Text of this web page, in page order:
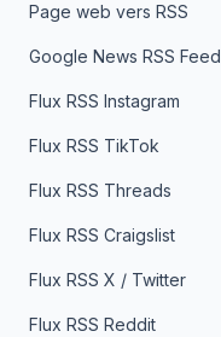
Page web vers RSS
Google News RSS Feed
Flux RSS Instagram
Flux RSS TikTok
Flux RSS Threads
Flux RSS Craigslist
Flux RSS X / Twitter
Flux RSS Reddit